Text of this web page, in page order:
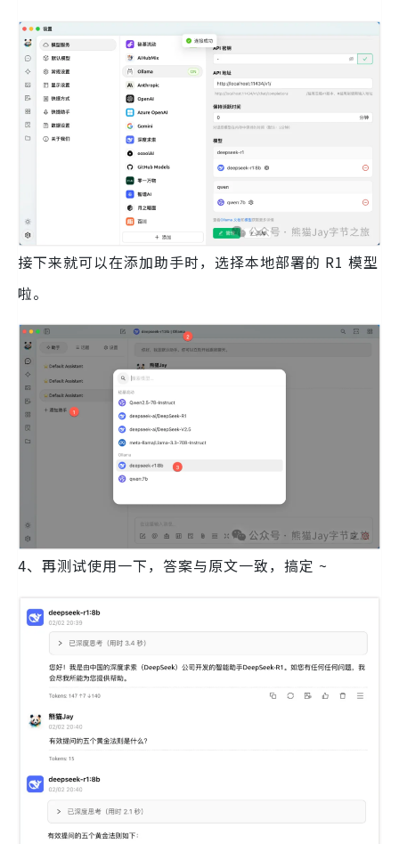
接下来就可以在添加助手时，选择本地部署的 R1 模型
啦。
4、再测试使用一下，答案与原文一致，搞定 ~